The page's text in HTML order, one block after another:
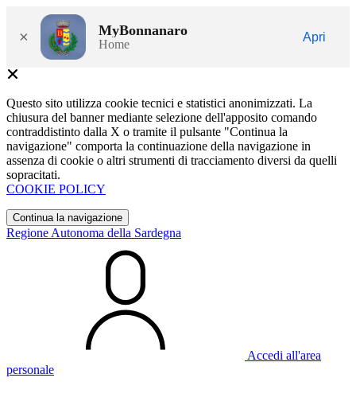
× MyBonnanaro
Home
Apri
Questo sito utilizza cookie tecnici e statistici anonimizzati. La
chiusura del banner mediante selezione dell'apposito comando
contraddistinto dalla X o tramite il pulsante "Continua la
navigazione" comporta la continuazione della navigazione in
assenza di cookie o altri strumenti di tracciamento diversi da quelli
sopracitati.
COOKIE POLICY
Continua la navigazione
Regione Autonoma della Sardegna
Accedi all'area
personale